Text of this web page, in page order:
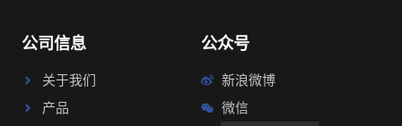
公司信息
关于我们
产品
公众号
新浪微博
微信